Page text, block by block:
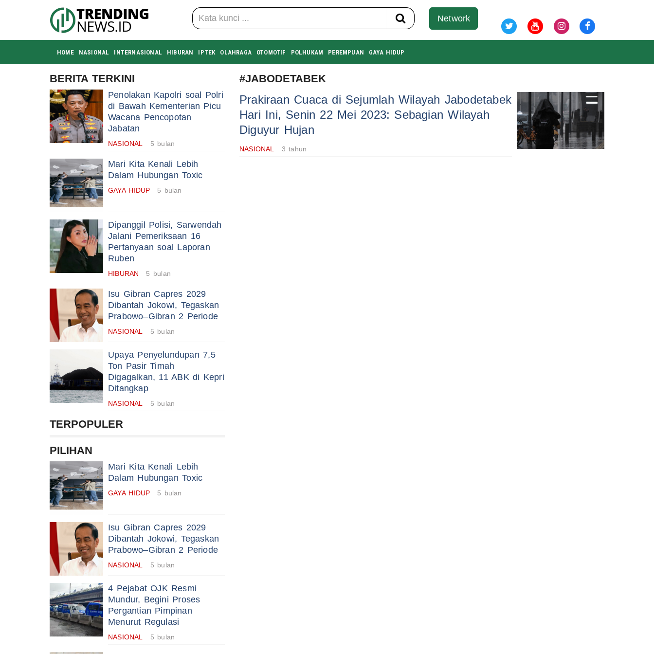
Network
HOME NASIONAL INTERNASIONAL HIBURAN IPTEK OLAHRAGA OTOMOTIF POLHUKAM PEREMPUAN GAYA HIDUP
BERITA TERKINI
Penolakan Kapolri soal Polri
di Bawah Kementerian Picu
Wacana Pencopotan
Jabatan
NASIONAL 5 bulan
Mari Kita Kenali Lebih
Dalam Hubungan Toxic
GAYA HIDUP 5 bulan
Dipanggil Polisi, Sarwendah
Jalani Pemeriksaan 16
Pertanyaan soal Laporan
Ruben
HIBURAN 5 bulan
Isu Gibran Capres 2029
Dibantah Jokowi, Tegaskan
Prabowo–Gibran 2 Periode
NASIONAL 5 bulan
Upaya Penyelundupan 7,5
Ton Pasir Timah
Digagalkan, 11 ABK di Kepri
Ditangkap
NASIONAL 5 bulan
TERPOPULER
PILIHAN
Mari Kita Kenali Lebih
Dalam Hubungan Toxic
GAYA HIDUP 5 bulan
Isu Gibran Capres 2029
Dibantah Jokowi, Tegaskan
Prabowo–Gibran 2 Periode
NASIONAL 5 bulan
4 Pejabat OJK Resmi
Mundur, Begini Proses
Pergantian Pimpinan
Menurut Regulasi
NASIONAL 5 bulan
#JABODETABEK
Prakiraan Cuaca di Sejumlah Wilayah Jabodetabek
Hari Ini, Senin 22 Mei 2023: Sebagian Wilayah
Diguyur Hujan
NASIONAL 3 tahun